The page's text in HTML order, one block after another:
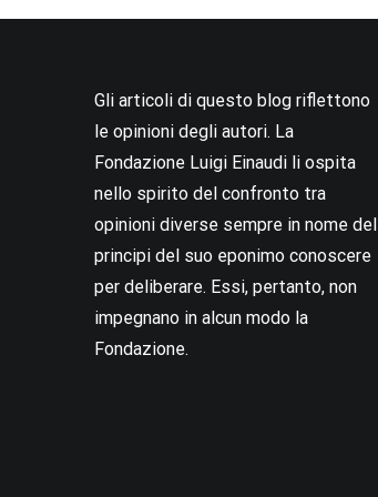
Gli articoli di questo blog riflettono
le opinioni degli autori. La
Fondazione Luigi Einaudi li ospita
nello spirito del confronto tra
opinioni diverse sempre in nome del
principi del suo eponimo conoscere
per deliberare. Essi, pertanto, non
impegnano in alcun modo la
Fondazione.